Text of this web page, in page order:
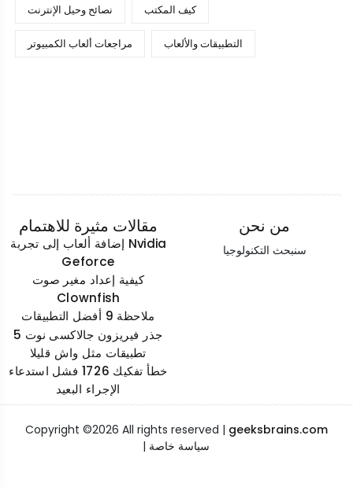
نصائح وحيل الإنترنت كيف المكتب
مراجعات ألعاب الكمبيوتر التطبيقات والألعاب
مقالات مثيرة للاهتمام
إضافة ألعاب إلى تجربة Nvidia
Geforce
كيفية إعداد مغير صوت
Clownfish
ملاحظة 9 أفضل التطبيقات
جذر فيريزون جالاكسى نوت 5
تطبيقات مثل واش قليلا
خطأ تفكيك 1726 فشل استدعاء
الإجراء البعيد
من نحن
سنبحث التكنولوجيا
Copyright ©2026 All rights reserved | geeksbrains.com
| سياسة خاصة